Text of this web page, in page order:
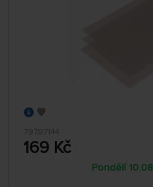
79787144
169 Kč
Pondělí